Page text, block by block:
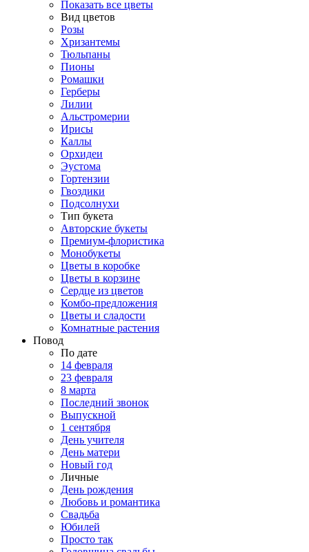
Показать все цветы
Вид цветов
Розы
Хризантемы
Тюльпаны
Пионы
Ромашки
Герберы
Лилии
Альстромерии
Ирисы
Каллы
Орхидеи
Эустома
Гортензии
Гвоздики
Подсолнухи
Тип букета
Авторские букеты
Премиум-флористика
Монобукеты
Цветы в коробке
Цветы в корзине
Сердце из цветов
Комбо-предложения
Цветы и сладости
Комнатные растения
Повод
По дате
14 февраля
23 февраля
8 марта
Последний звонок
Выпускной
1 сентября
День учителя
День матери
Новый год
Личные
День рождения
Любовь и романтика
Свадьба
Юбилей
Просто так